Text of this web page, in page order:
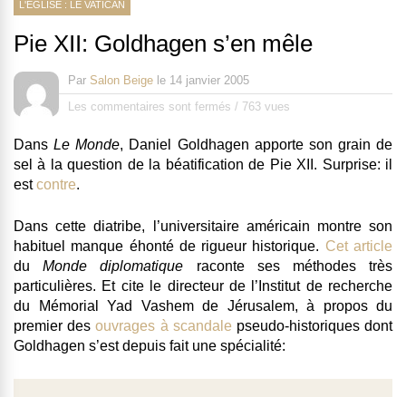
L'EGLISE : LE VATICAN
Pie XII: Goldhagen s’en mêle
Par Salon Beige le 14 janvier 2005
Les commentaires sont fermés / 763 vues
DansLe Monde, Daniel Goldhagen apporte son grain de
sel à la question de la béatification de Pie XII. Surprise: il
estcontre.
Dans cette diatribe, l’universitaire américain montre son
habituel manque éhonté de rigueur historique. Cet article
duMonde diplomatique raconte ses méthodes très
particulières. Et cite le directeur de l’Institut de recherche
du Mémorial Yad Vashem de Jérusalem, à propos du
premier desouvrages à scandale pseudo-historiques dont
Goldhagen s’est depuis fait une spécialité: